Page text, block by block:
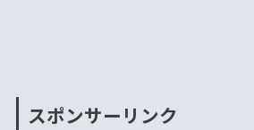
スポンサーリンク